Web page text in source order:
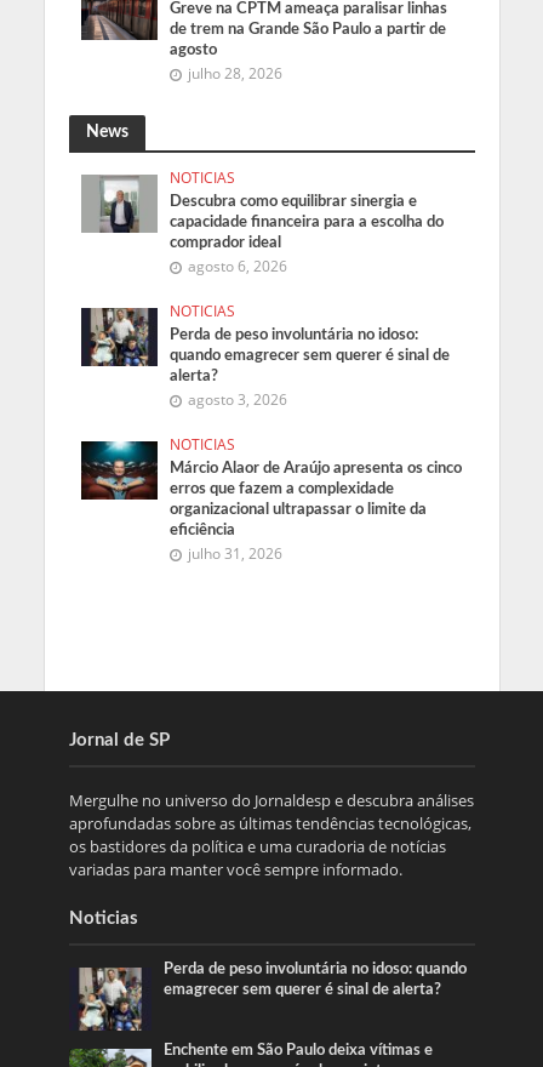
Greve na CPTM ameaça paralisar linhas
de trem na Grande São Paulo a partir de
agosto
julho 28, 2026
News
NOTICIAS
Descubra como equilibrar sinergia e
capacidade financeira para a escolha do
comprador ideal
agosto 6, 2026
NOTICIAS
Perda de peso involuntária no idoso:
quando emagrecer sem querer é sinal de
alerta?
agosto 3, 2026
NOTICIAS
Márcio Alaor de Araújo apresenta os cinco
erros que fazem a complexidade
organizacional ultrapassar o limite da
eficiência
julho 31, 2026
Jornal de SP
Mergulhe no universo do Jornaldesp e descubra análises
aprofundadas sobre as últimas tendências tecnológicas,
os bastidores da política e uma curadoria de notícias
variadas para manter você sempre informado.
Noticias
Perda de peso involuntária no idoso: quando
emagrecer sem querer é sinal de alerta?
Enchente em São Paulo deixa vítimas e